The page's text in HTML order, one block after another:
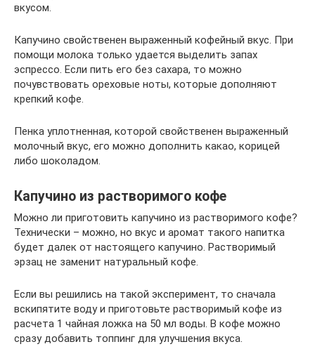
вкусом.
Капучино свойственен выраженный кофейный вкус. При
помощи молока только удается выделить запах
эспрессо. Если пить его без сахара, то можно
почувствовать ореховые ноты, которые дополняют
крепкий кофе.
Пенка уплотненная, которой свойственен выраженный
молочный вкус, его можно дополнить какао, корицей
либо шоколадом.
Капучино из растворимого кофе
Можно ли приготовить капучино из растворимого кофе?
Технически – можно, но вкус и аромат такого напитка
будет далек от настоящего капучино. Растворимый
эрзац не заменит натуральный кофе.
Если вы решились на такой эксперимент, то сначала
вскипятите воду и приготовьте растворимый кофе из
расчета 1 чайная ложка на 50 мл воды. В кофе можно
сразу добавить топпинг для улучшения вкуса.